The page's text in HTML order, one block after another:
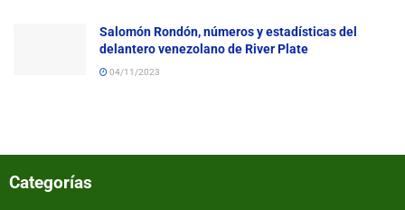
Salomón Rondón, números y estadísticas del
delantero venezolano de River Plate
04/11/2023
Categorías